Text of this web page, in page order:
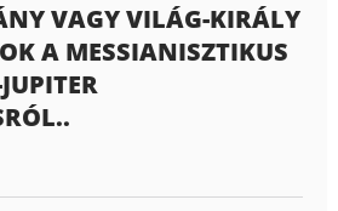
VAGY VILÁG-KIRÁLY
A MESSIANISZTIKUS